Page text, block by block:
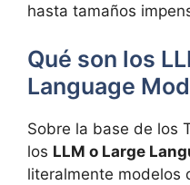
hasta tamaños
Qué son los
Language
Sobre la base de los
los LLM o Large
literalmente modelos